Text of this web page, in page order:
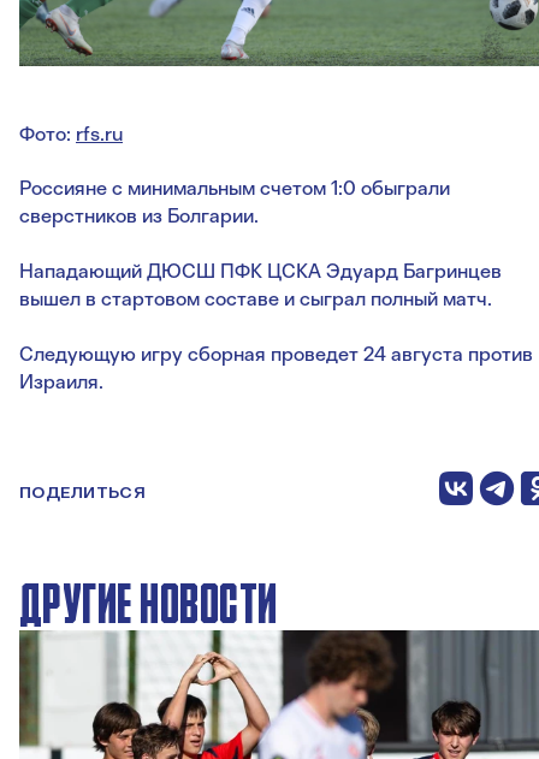
Фото: rfs.ru
Россияне с минимальным счетом 1:0 обыграли
сверстников из Болгарии.
Нападающий ДЮСШ ПФК ЦСКА Эдуард Багринцев
вышел в стартовом составе и сыграл полный матч.
Следующую игру сборная проведет 24 августа против
Израиля.
ПОДЕЛИТЬСЯ
ДРУГИЕ НОВОСТИ